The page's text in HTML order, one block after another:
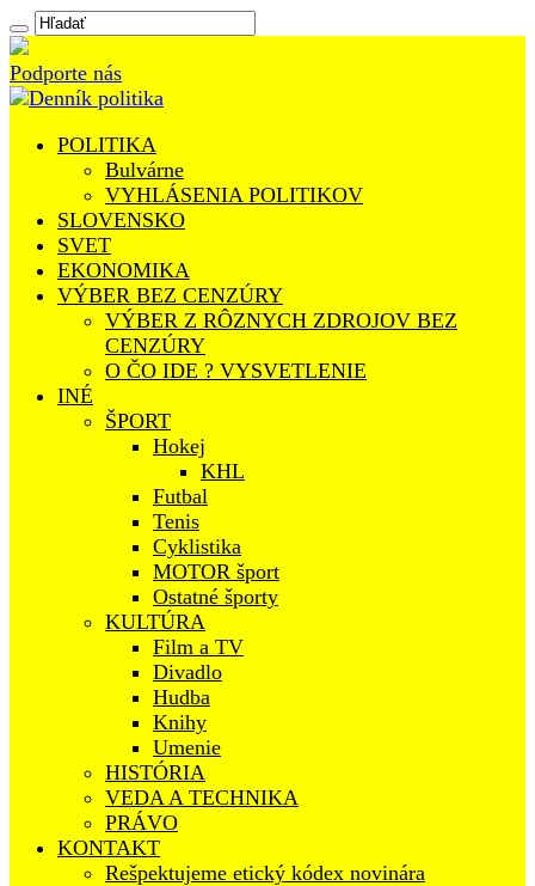
Podporte nás
POLITIKA
Bulvárne
VYHLÁSENIA POLITIKOV
SLOVENSKO
SVET
EKONOMIKA
VÝBER BEZ CENZÚRY
VÝBER Z RÔZNYCH ZDROJOV BEZ
CENZÚRY
O ČO IDE ? VYSVETLENIE
INÉ
ŠPORT
Hokej
KHL
Futbal
Tenis
Cyklistika
MOTOR šport
Ostatné športy
KULTÚRA
Film a TV
Divadlo
Hudba
Knihy
Umenie
HISTÓRIA
VEDA A TECHNIKA
PRÁVO
KONTAKT
Rešpektujeme etický kódex novinára